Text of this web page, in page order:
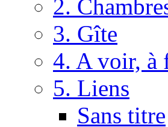
2.
3. Gîte
4. A voir, à
5. Liens
Sans titre